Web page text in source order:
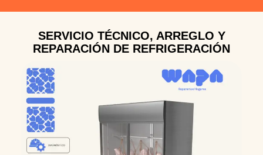
SERVICIO TÉCNICO, ARREGLO Y
REPARACIÓN DE REFRIGERACIÓN